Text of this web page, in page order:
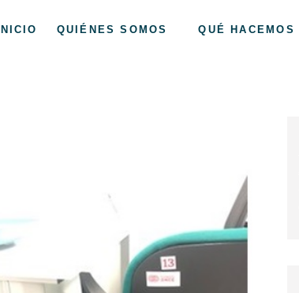
INICIO QUIÉNES SOMOS QUÉ HACEMOS